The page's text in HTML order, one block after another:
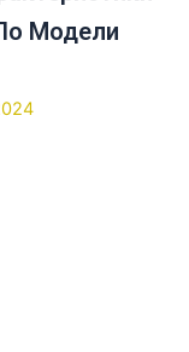
Модели